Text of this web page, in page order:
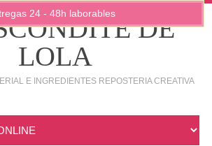
DE
LOLA
E INGREDIENTES REPOSTERIA CREATIVA
24 - 48h laborables